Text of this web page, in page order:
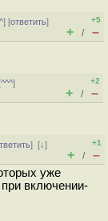
] [ответить]
+5
+ / –
^^^]
+2
+ / –
][↓]
+1
+ / –
уже
включении-